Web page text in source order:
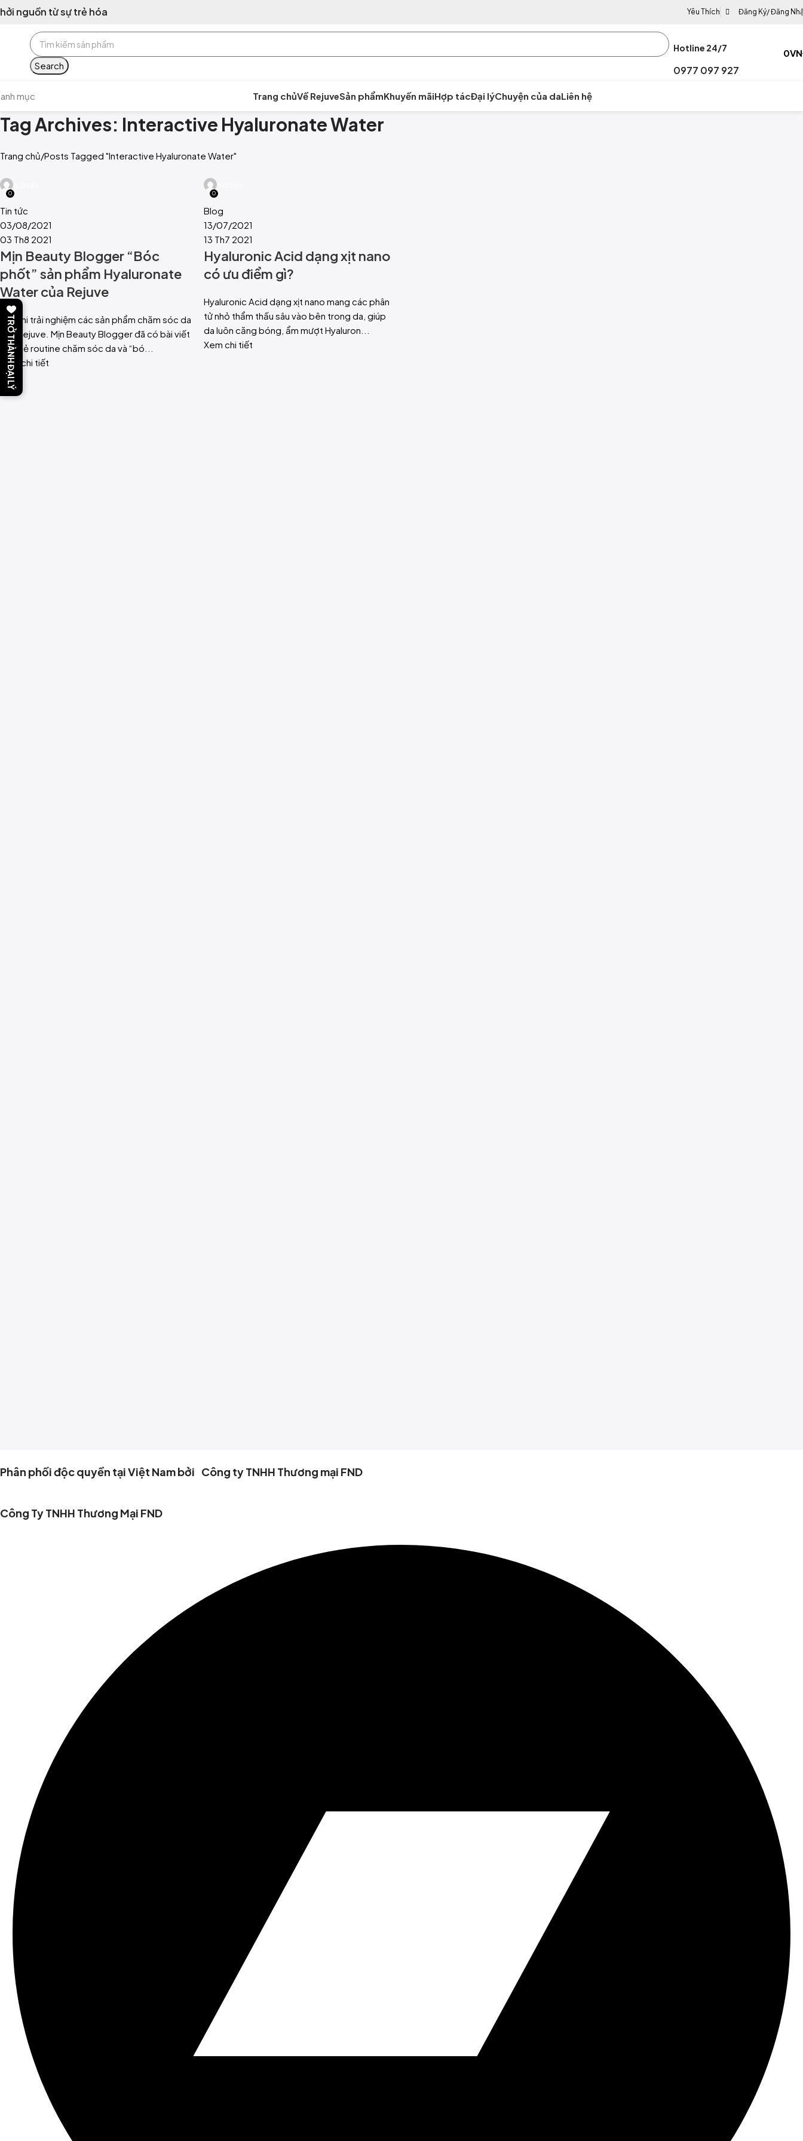
nguồn từ sự trẻ hóa Yêu Thích Đăng Ký/ Đăng
Search
Hotline 24/7
0977 097 927
0
mục Trang chủVề RejuveSản phẩmKhuyến mãiHợp tácĐại lýChuyện của daLiên hệ
Tag Archives: Interactive Hyaluronate Water
Trang chủ Posts Tagged "Interactive Hyaluronate Water"
0
Tin tức
03/08/2021
03 Th8 2021
Mịn Beauty Blogger “Bóc
phốt” sản phẩm Hyaluronate
Water của Rejuve
Sau khi trải nghiệm các sản phẩm chăm sóc da
của Rejuve. Mịn Beauty Blogger đã có bài viết
chia sẻ routine chăm sóc da và “bó...
Xem chi tiết
0
Blog
13/07/2021
13 Th7 2021
Hyaluronic Acid dạng xịt nano
có ưu điểm gì?
Hyaluronic Acid dạng xịt nano mang các phân
tử nhỏ thẩm thấu sâu vào bên trong da, giúp
da luôn căng bóng, ẩm mượt Hyaluron...
Xem chi tiết
Phân phối độc quyền tại Việt Nam bởi Công ty TNHH Thương mại FND
Công Ty TNHH Thương Mại FND
TRỞ THÀNH ĐẠI LÝ